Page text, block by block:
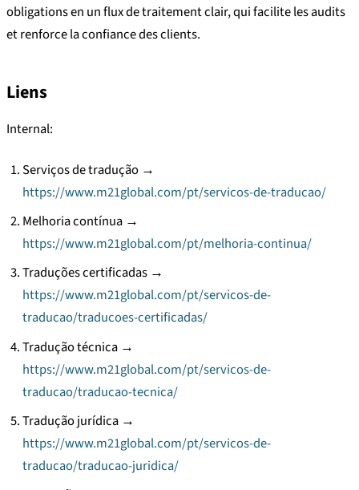
obligations en un flux de traitement clair, qui facilite les audits
et renforce la confiance des clients.
Liens
Internal:
Serviços de tradução →
https://www.m21global.com/pt/servicos-de-traducao/
Melhoria contínua →
https://www.m21global.com/pt/melhoria-continua/
Traduções certificadas →
https://www.m21global.com/pt/servicos-de-
traducao/traducoes-certificadas/
Tradução técnica →
https://www.m21global.com/pt/servicos-de-
traducao/traducao-tecnica/
Tradução jurídica →
https://www.m21global.com/pt/servicos-de-
traducao/traducao-juridica/